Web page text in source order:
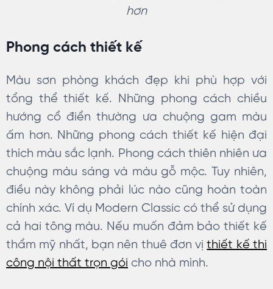
hơn
Phong cách thiết kế
Màu sơn phòng khách đẹp khi phù hợp với
tổng thể thiết kế. Những phong cách chiều
hướng cổ điển thường ưa chuộng gam màu
ấm hơn. Những phong cách thiết kế hiện đại
thích màu sắc lạnh. Phong cách thiên nhiên ưa
chuộng màu sáng và màu gỗ mộc. Tuy nhiên,
điều này không phải lúc nào cũng hoàn toàn
chính xác. Ví dụ Modern Classic có thể sử dụng
cả hai tông màu. Nếu muốn đảm bảo thiết kế
thẩm mỹ nhất, bạn nên thuê đơn vịthiết kế thi
công nội thất trọn gói cho nhà mình.